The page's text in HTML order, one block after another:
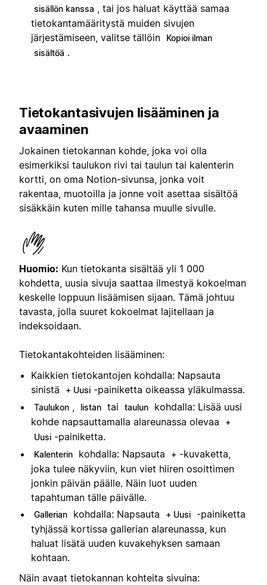
sisällön kanssa
, tai jos haluat käyttää samaa
tietokantamääritystä muiden sivujen
järjestämiseen, valitse tällöin
Kopioi ilman
sisältöä .
Tietokantasivujen lisääminen ja
avaaminen
Jokainen tietokannan kohde, joka voi olla
esimerkiksi taulukon rivi tai taulun tai kalenterin
kortti, on oma Notion-sivunsa, jonka voit
rakentaa, muotoilla ja jonne voit asettaa sisältöä
sisäkkäin kuten mille tahansa muulle sivulle.
Huomio: Kun tietokanta sisältää yli 1 000
kohdetta, uusia sivuja saattaa ilmestyä kokoelman
keskelle loppuun lisäämisen sijaan. Tämä johtuu
tavasta, jolla suuret kokoelmat lajitellaan ja
indeksoidaan.
Tietokantakohteiden lisääminen:
Kaikkien tietokantojen kohdalla: Napsauta
sinistä
+ Uusi -painiketta oikeassa yläkulmassa.
Taulukon listan tai taulun
kohdalla: Lisää uusi
kohde napsauttamalla alareunassa olevaa
+
Uusi -painiketta.
Kalenterin kohdalla: Napsauta + -kuvaketta,
joka tulee näkyviin, kun viet hiiren osoittimen
jonkin päivän päälle. Näin luot uuden
tapahtuman tälle päivälle.
Gallerian kohdalla: Napsauta + Uusi
-painiketta
tyhjässä kortissa gallerian alareunassa, kun
haluat lisätä uuden kuvakehyksen samaan
kohtaan.
Näin avaat tietokannan kohteita sivuina: